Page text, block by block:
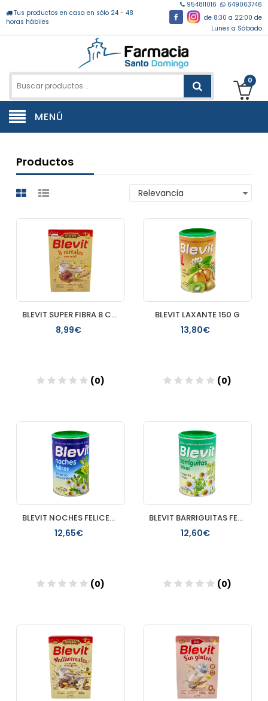
Tus productos en casa en sólo 24 - 48
horas hábiles
954811016
649063746
de 8:30 a 22:00 de
Lunes a Sábado
0
MENÚ
Productos
BLEVIT SUPER FIBRA 8 CEREALES MIEL
8,99€
(0)
Añadir
BLEVIT LAXANTE 150 G
13,80€
(0)
Añadir
BLEVIT NOCHES FELICES 1 BOTE 150 G
12,65€
(0)
BLEVIT BARRIGUITAS FELICES 1 BOTE 150 G
12,60€
(0)